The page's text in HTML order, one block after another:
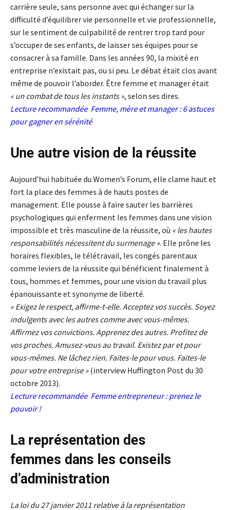
carrière seule, sans personne avec qui échanger sur la
difficulté d’équilibrer vie personnelle et vie professionnelle,
sur le sentiment de culpabilité de rentrer trop tard pour
s’occuper de ses enfants, de laisser ses équipes pour se
consacrer à sa famille. Dans les années 90, la mixité en
entreprise n’existait pas, ou si peu. Le débat était clos avant
même de pouvoir l’aborder. Être femme et manager était
« un combat de tous les instants », selon ses dires.
Lecture recommandée Femme, mère et manager : 6 astuces
pour gagner en sérénité
Une autre vision de la réussite
Aujourd’hui habituée du Women’s Forum, elle clame haut et
fort la place des femmes à de hauts postes de
management. Elle pousse à faire sauter les barrières
psychologiques qui enferment les femmes dans une vision
impossible et très masculine de la réussite, où « les hautes
responsabilités nécessitent du surmenage ». Elle prône les
horaires flexibles, le télétravail, les congés parentaux
comme leviers de la réussite qui bénéficient finalement à
tous, hommes et femmes, pour une vision du travail plus
épanouissante et synonyme de liberté.
« Exigez le respect, affirme-t-elle. Acceptez vos succès. Soyez
indulgents avec les autres comme avec vous-mêmes.
Affirmez vos convictions. Apprenez des autres. Profitez de
vos proches. Amusez-vous au travail. Existez par et pour
vous-mêmes. Ne lâchez rien. Faites-le pour vous. Faites-le
pour votre entreprise »(interview Huffington Post du 30
octobre 2013).
Lecture recommandée Femme entrepreneur : prenez le
pouvoir !
La représentation des
femmes dans les conseils
d’administration
La loi du 27 janvier 2011 relative à la représentation